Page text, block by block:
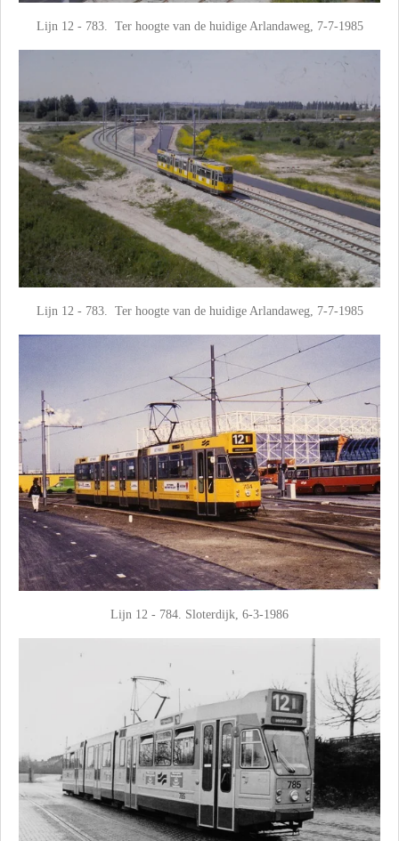
Lijn 12 - 783. Ter hoogte van de huidige Arlandaweg, 7-7-1985
Lijn 12 - 783. Ter hoogte van de huidige Arlandaweg, 7-7-1985
Lijn 12 - 784. Sloterdijk, 6-3-1986